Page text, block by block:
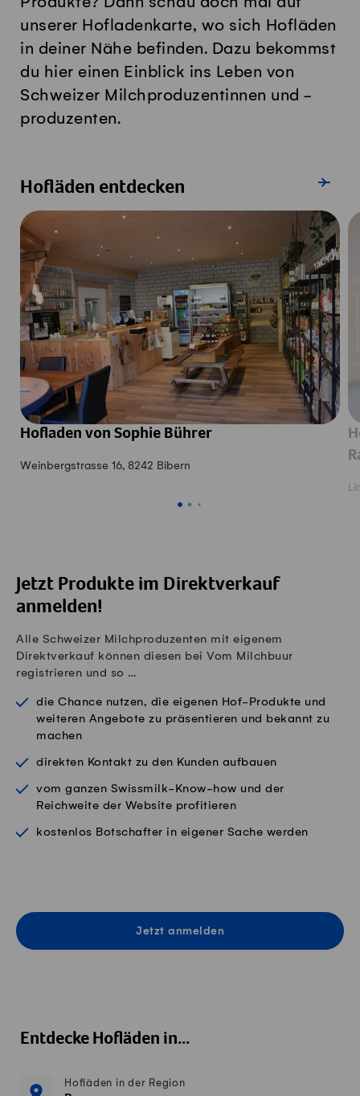
unserer Hofladenkarte, wo sich Hofläden
in deiner Nähe befinden. Dazu bekommst
du hier einen Einblick ins Leben von
Schweizer Milchproduzentinnen und -
produzenten.
Hofläden entdecken
Hofladen von Sophie Bührer
Weinbergstrasse 16, 8242 Bibern
" - "
Jetzt Produkte im Direktverkauf
anmelden!
Alle Schweizer Milchproduzenten mit eigenem
Direktverkauf können diesen bei Vom Milchbuur
registrieren und so …
die Chance nutzen, die eigenen Hof-Produkte und
weiteren Angebote zu präsentieren und bekannt zu
machen
direkten Kontakt zu den Kunden aufbauen
vom ganzen Swissmilk-Know-how und der
Reichweite der Website profitieren
kostenlos Botschafter in eigener Sache werden
Jetzt anmelden
Entdecke Hofläden in...
Hofläden in der Region